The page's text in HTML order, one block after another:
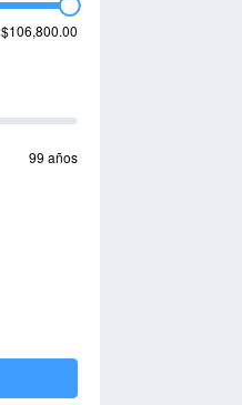
$106,800.00
99 años